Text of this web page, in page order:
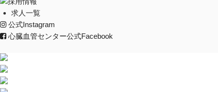
求人一覧
公式Instagram
心臓血管センター公式Facebook